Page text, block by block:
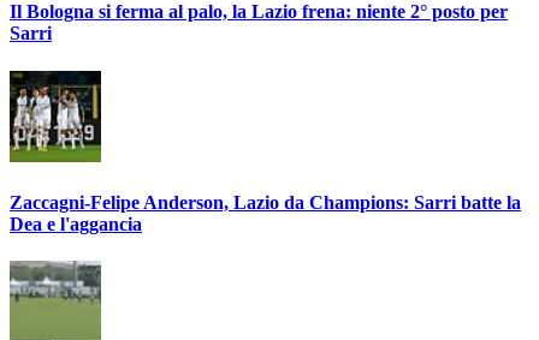
Il Bologna si ferma al palo, la Lazio frena: niente 2° posto per
Sarri
Zaccagni-Felipe Anderson, Lazio da Champions: Sarri batte la
Dea e l'aggancia